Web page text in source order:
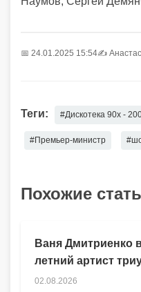
📅 24.01.2025 15:54✍️
Теги: #Дискотека 90х -
#Премьер-министр
Похожие
Ваня Дмитриенко
летний артист
02.08.2026